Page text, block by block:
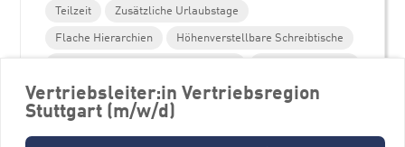
Vertriebsleiter:in Vertriebsregion
Stuttgart (m/w/d)
Teilzeit
Zusätzliche Urlaubstage
Flache Hierarchien
Höhenverstellbare Schreibtische
Parkplätze
Unterstützung Weiterbildung
Personalentwicklungsprogramme